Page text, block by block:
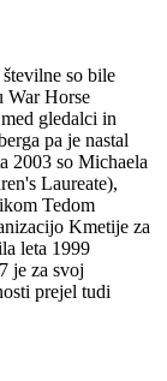
so bile
War Horse
gledalci in
pa je nastal
2003 so Michaela
Laureate),
Tedom
Kmetije za
leta 1999
je za svoj
prejel tudi